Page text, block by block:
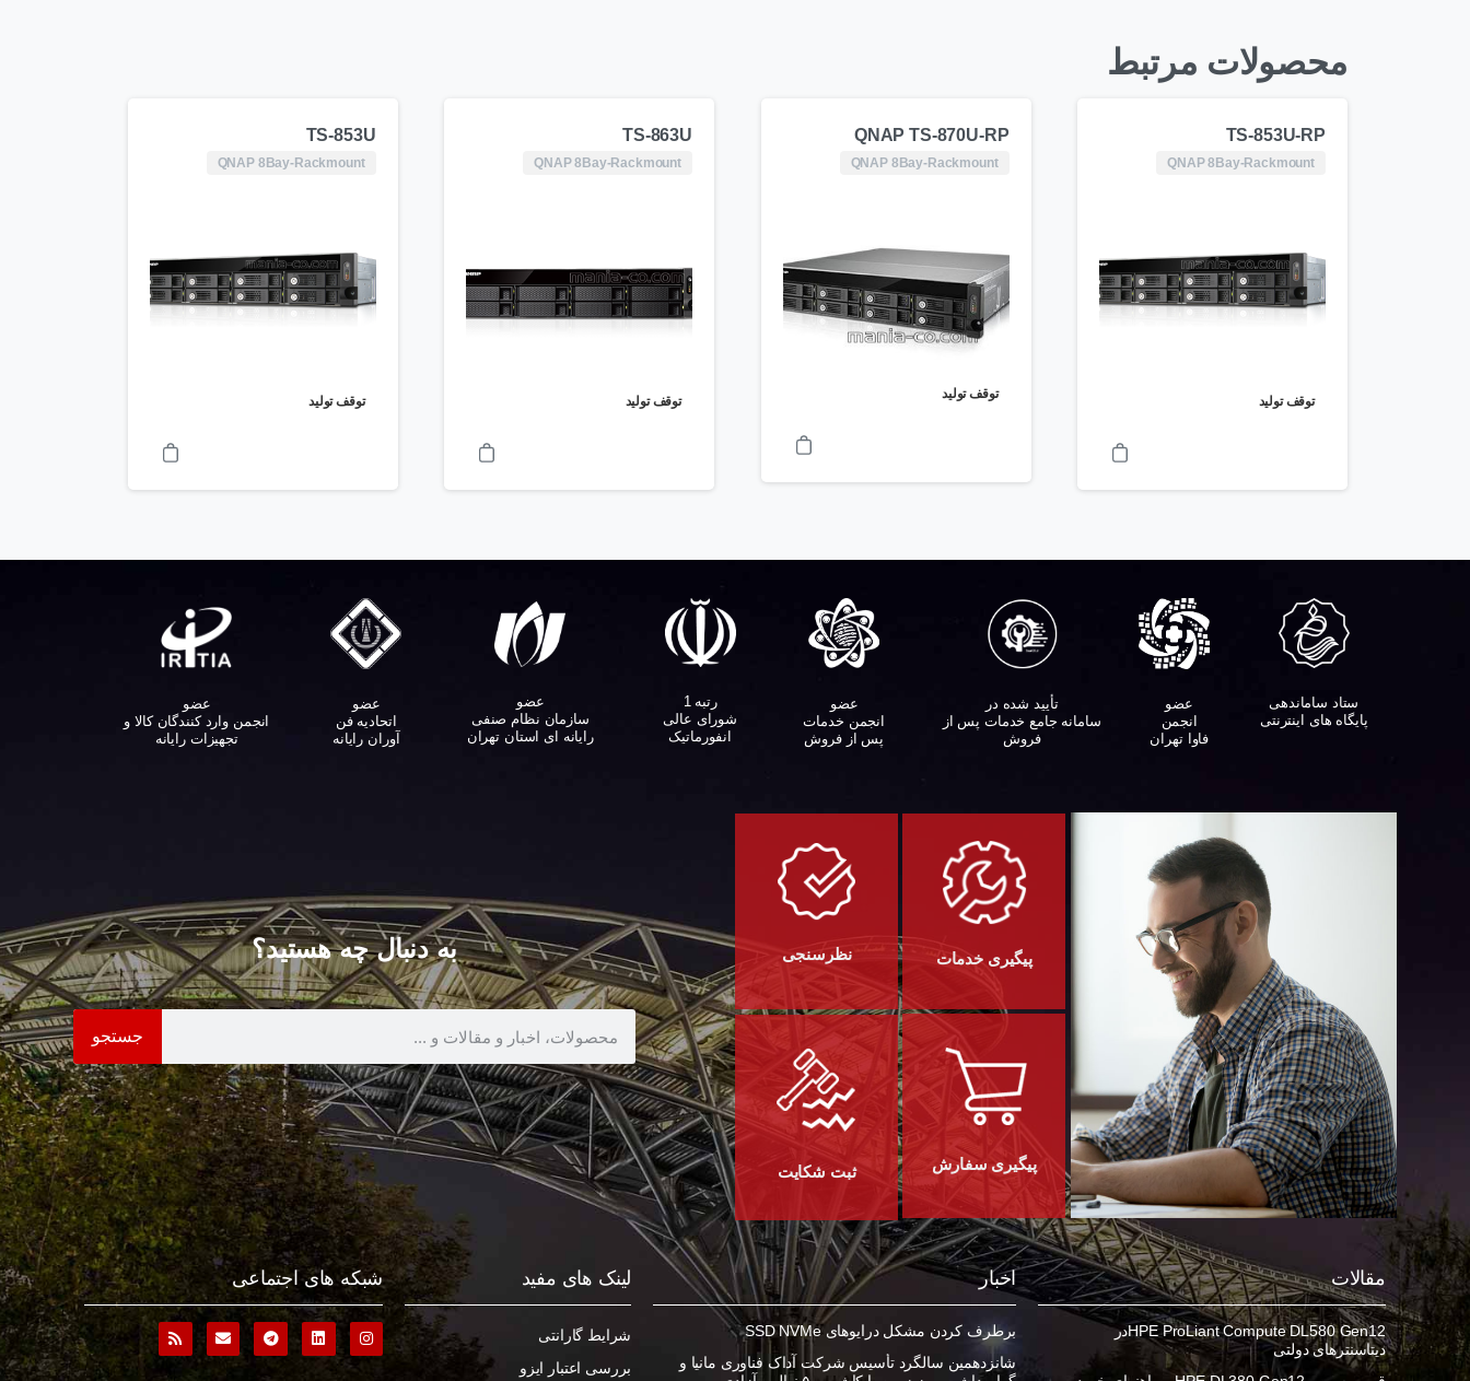
محصولات مرتبط
TS-853U-RP
QNAP 8Bay-Rackmount
توقف تولید
QNAP TS-870U-RP
QNAP 8Bay-Rackmount
توقف تولید
TS-863U
QNAP 8Bay-Rackmount
توقف تولید
TS-853U
QNAP 8Bay-Rackmount
توقف تولید
ستاد ساماندهی
پایگاه های اینترنتی
عضو
انجمن
فاوا تهران
تأیید شده در
سامانه جامع خدمات پس از
فروش
عضو
انجمن خدمات
پس از فروش
رتبه 1
شورای عالی
انفورماتیک
عضو
سازمان نظام صنفی
رایانه ای استان تهران
عضو
اتحادیه فن
آوران رایانه
عضو
انجمن وارد کنندگان کالا و
تجهیزات رایانه‌
پیگیری خدمات نظرسنجی
پیگیری سفارش ثبت شکایت
به دنبال چه هستید؟
جستجو
مقالات
HPE ProLiant Compute DL580 Gen12در
دیتاسنترهای دولتی
اخبار
برطرف کردن مشکل درایوهای SSD NVMe
شانزدهمین سالگرد تأسیس شرکت آداک فناوری مانیا و
لینک های مفید
شرایط گارانتی
بررسی اعتبار ایزو
شبکه های اجتماعی